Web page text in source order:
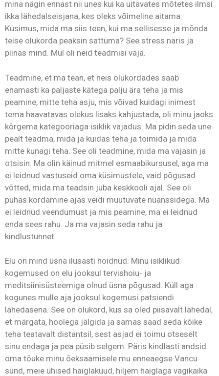
mina nägin ennast nii unes kui ka uitavates mõtetes ilmsi
ikka lähedalseisjana, kes oleks võimeline aitama.
Küsimus, mida ma siis teen, kui ma sellisesse ja mõnda
teise olukorda peaksin sattuma? See stress näris ja
piinas mind. Mul oli neid teadmisi vaja.
Teadmine, et ma tean, et neis olukordades saab
enamasti ka paljaste kätega palju ära teha ja mis
peamine, mitte teha asju, mis võivad kuidagi inimest
tema haavatavas olekus lisaks kahjustada, oli minu jaoks
kõrgema kategooriaga isiklik vajadus. Ma pidin seda une
pealt teadma, mida ja kuidas teha ja toimida ja mida
mitte kunagi teha. See oli teadmine, mida ma vajasin ja
otsisin. Ma olin käinud mitmel esmaabikursusel, aga ma
ei leidnud vastuseid oma küsimustele, vaid põgusad
võtted, mida ma teadsin juba keskkooli ajal. See oli
puhas kordamine ajas veidi muutuvate nüanssidega. Ma
ei leidnud veendumust ja mis peamine, ma ei leidnud
enda sees rahu. Ja ma vajasin seda rahu ja
kindlustunnet.
Elu on mind üsna ilusasti hoidnud. Minu isiklikud
kogemused on elu jooksul tervishoiu- ja
meditsiinisüsteemiga olnud üsna põgusad. Küll aga
kogunes mulle aja jooksul kogemusi patsiendi
lähedasena. See on olukord, kus sa oled piisavalt lähedal,
et märgata, hoolega jälgida ja samas saad seda kõike
teha teatavalt distantsil, sest asjad ei toimu otseselt
sinu endaga ja pea püsib selgem. Päris kindlasti andsid
oma tõuke minu õeksaamisele mu enneaegse Vancu
sünd, meie ühised haiglakuud, hiljem haiglaga vägikaika